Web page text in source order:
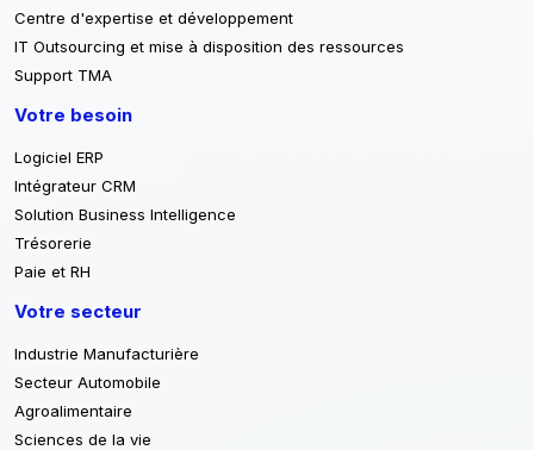
Centre d'expertise et développement
IT Outsourcing et mise à disposition des ressources
Support TMA
Votre besoin
Logiciel ERP
Intégrateur CRM
Solution Business Intelligence
Trésorerie
Paie et RH
Votre secteur
Industrie Manufacturière
Secteur Automobile
Agroalimentaire
Sciences de la vie